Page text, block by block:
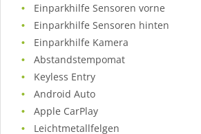
Einparkhilfe Sensoren vorne
Einparkhilfe Sensoren hinten
Einparkhilfe Kamera
Abstandstempomat
Keyless Entry
Android Auto
Apple CarPlay
Leichtmetallfelgen